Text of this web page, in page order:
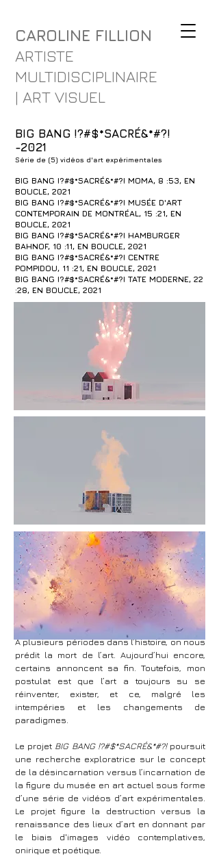
CAROLINE FILLION
ARTISTE
MULTIDISCIPLINAIRE
| ART VISUEL
BIG BANG !?#$*SACRÉ&*#?!
-2021
Série de (5) vidéos d'art expérimentales
BIG BANG !?#$*SACRÉ&*#?! MOMA, 8 :53, EN
BOUCLE, 2021
BIG BANG !?#$*SACRÉ&*#?! MUSÉE D'ART
CONTEMPORAIN DE MONTRÉAL, 15 :21, EN
BOUCLE, 2021
BIG BANG !?#$*SACRÉ&*#?! HAMBURGER
BAHNOF, 10 :11, EN BOUCLE, 2021
BIG BANG !?#$*SACRÉ&*#?! CENTRE
POMPIDOU, 11 :21, EN BOUCLE, 2021
BIG BANG !?#$*SACRÉ&*#?! TATE MODERNE, 22
:28, EN BOUCLE, 2021
À plusieurs périodes dans l’histoire, on nous
prédit la mort de l’art. Aujourd’hui encore,
certains annoncent sa fin. Toutefois, mon
postulat est que l’art a toujours su se
réinventer, exister, et ce, malgré les
intempéries et les changements de
paradigmes.
Le projet BIG BANG !?#$*SACRÉ&*#?! poursuit
une recherche exploratrice sur le concept
de la désincarnation versus l’incarnation de
la figure du musée en art actuel sous forme
d’une série de vidéos d’art expérimentales.
Le projet figure la destruction versus la
renaissance des lieux d’art en donnant par
le biais d'images vidéo contemplatives,
onirique et poétique.